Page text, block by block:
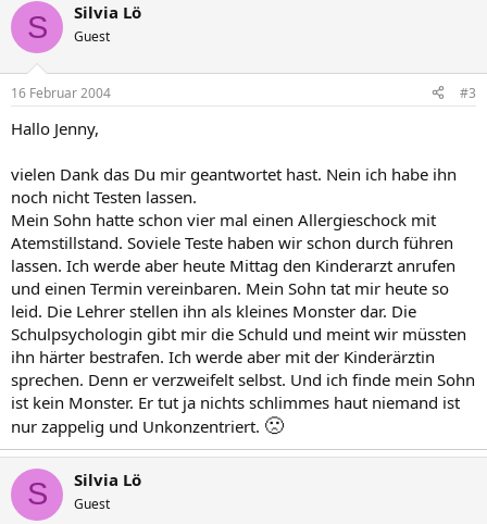
S Silvia Lö
Guest
16 Februar 2004 #3
Hallo Jenny,
vielen Dank das Du mir geantwortet hast. Nein ich habe ihn
noch nicht Testen lassen.
Mein Sohn hatte schon vier mal einen Allergieschock mit
Atemstillstand. Soviele Teste haben wir schon durch führen
lassen. Ich werde aber heute Mittag den Kinderarzt anrufen
und einen Termin vereinbaren. Mein Sohn tat mir heute so
leid. Die Lehrer stellen ihn als kleines Monster dar. Die
Schulpsychologin gibt mir die Schuld und meint wir müssten
ihn härter bestrafen. Ich werde aber mit der Kinderärztin
sprechen. Denn er verzweifelt selbst. Und ich finde mein Sohn
ist kein Monster. Er tut ja nichts schlimmes haut niemand ist
nur zappelig und Unkonzentriert. 🙁
S Silvia Lö
Guest